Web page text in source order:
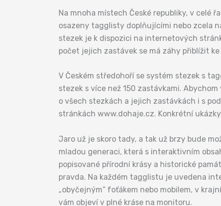
Na mnoha místech České republiky, v celé
osazeny tagglisty doplňujícími nebo zcela
stezek je k dispozici na internetových
počet jejich zastávek se má záhy přiblížit
V Českém středohoří se systém stezek s
stezek s více než 150 zastávkami.
o všech stezkách a jejich zastávkách i s
stránkách www.dohaje.cz. Konkrétní
Jaro už je skoro tady, a tak už brzy bude
mladou generaci, která s interaktivním
popisované přírodní krásy a historické
pravda. Na každém tagglistu je uvedena
„obyčejným“ foťákem nebo mobilem, v
vám objeví v plné kráse na monitoru.